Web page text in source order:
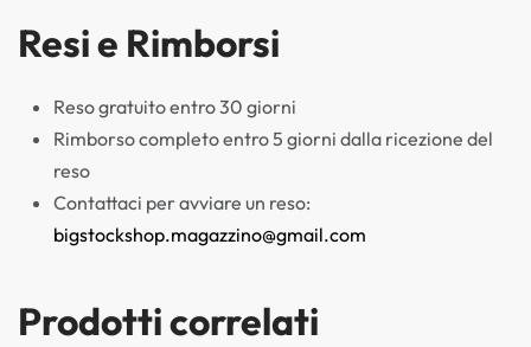
Resi e Rimborsi
Reso gratuito entro 30 giorni
Rimborso completo entro 5 giorni dalla ricezione del
reso
Contattaci per avviare un reso:
bigstockshop.magazzino@gmail.com
Prodotti correlati